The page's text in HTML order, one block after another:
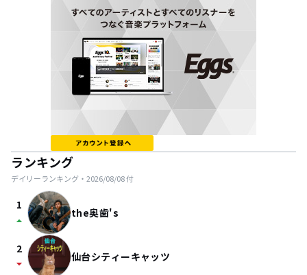
ランキング
デイリーランキング・ 2026/08/08付
1
arrow_drop_up the奥歯's
2
arrow_drop_down 仙台シティーキャッツ